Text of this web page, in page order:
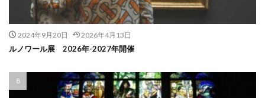
2024年9月20日 2026年4月13日
ルノワール展 2026年-2027年開催